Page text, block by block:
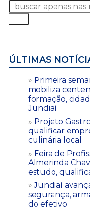
ÚLTIMAS
Primeira
mobiliza
formação,
Jundiaí
Projeto
qualificar
culinária local
Feira de
Almerinda
estudo,
Jundiaí
segurança,
do efetivo